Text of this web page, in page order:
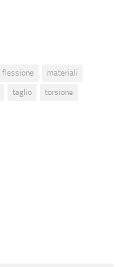
flessione
materiali
taglio
torsione